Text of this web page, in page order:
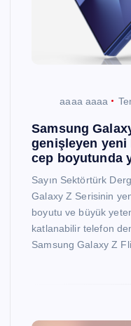
aaaa aaaa
Samsung
genişleyen yeni
cep boyutunda
Sayın Sektörtürk
Galaxy Z Serisinin
boyutu ve büyük
katlanabilir telefon
Samsung Galaxy Z